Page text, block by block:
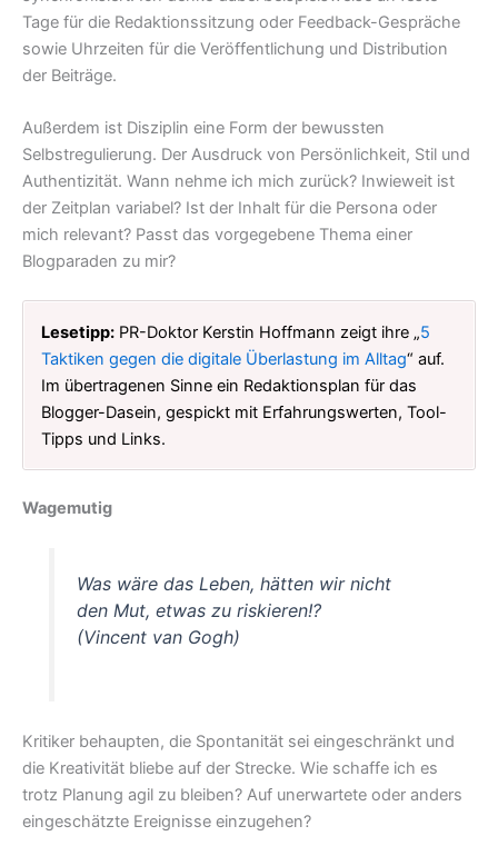
Tage für die Redaktionssitzung oder Feedback-Gespräche
sowie Uhrzeiten für die Veröffentlichung und Distribution
der Beiträge.
Außerdem ist Disziplin eine Form der bewussten
Selbstregulierung. Der Ausdruck von Persönlichkeit, Stil und
Authentizität. Wann nehme ich mich zurück? Inwieweit ist
der Zeitplan variabel? Ist der Inhalt für die Persona oder
mich relevant? Passt das vorgegebene Thema einer
Blogparaden zu mir?
Lesetipp:PR-Doktor Kerstin Hoffmann zeigt ihre „5
Taktiken gegen die digitale Überlastung im Alltag“ auf.
Im übertragenen Sinne ein Redaktionsplan für das
Blogger-Dasein, gespickt mit Erfahrungswerten, Tool-
Tipps und Links.
Wagemutig
Was wäre das Leben, hätten wir nicht
den Mut, etwas zu riskieren!?
(Vincent van Gogh)
Kritiker behaupten, die Spontanität sei eingeschränkt und
die Kreativität bliebe auf der Strecke. Wie schaffe ich es
trotz Planung agil zu bleiben? Auf unerwartete oder anders
eingeschätzte Ereignisse einzugehen?